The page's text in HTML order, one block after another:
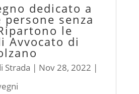
dedicato a
persone senza
le
Avvocato di
Strada | Nov 28, 2022 |